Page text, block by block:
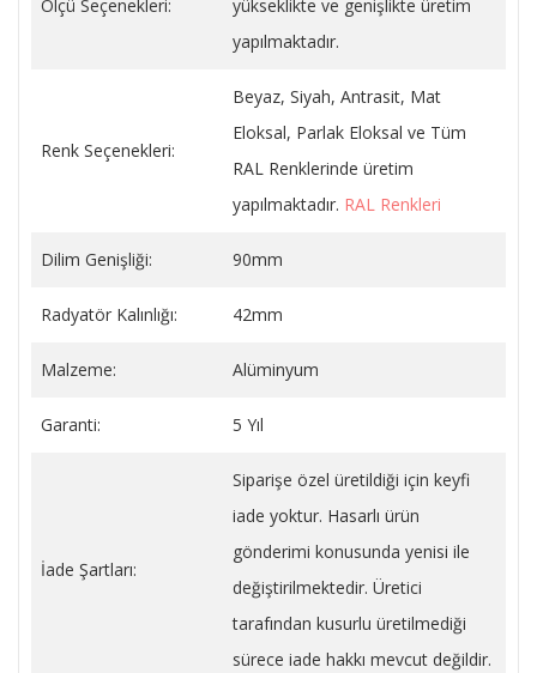
Ölçü Seçenekleri:
yükseklikte ve genişlikte üretim
yapılmaktadır.
Renk Seçenekleri:
Beyaz, Siyah, Antrasit, Mat
Eloksal, Parlak Eloksal ve Tüm
RAL Renklerinde üretim
yapılmaktadır. RAL Renkleri
Dilim Genişliği: 90mm
Radyatör Kalınlığı: 42mm
Malzeme: Alüminyum
Garanti: 5 Yıl
İade Şartları:
Siparişe özel üretildiği için keyfi
iade yoktur. Hasarlı ürün
gönderimi konusunda yenisi ile
değiştirilmektedir. Üretici
tarafından kusurlu üretilmediği
sürece iade hakkı mevcut değildir.